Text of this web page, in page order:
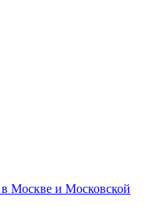
Москве и Московской